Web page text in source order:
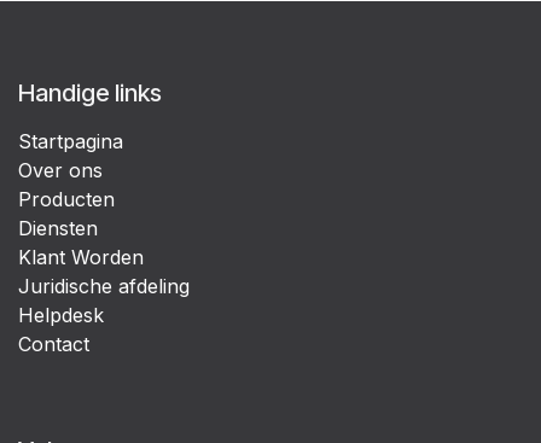
Handige links
Startpagina
Over ons
Producten
Diensten
Klant Worden
Juridische afdeling
Helpdesk
Contact